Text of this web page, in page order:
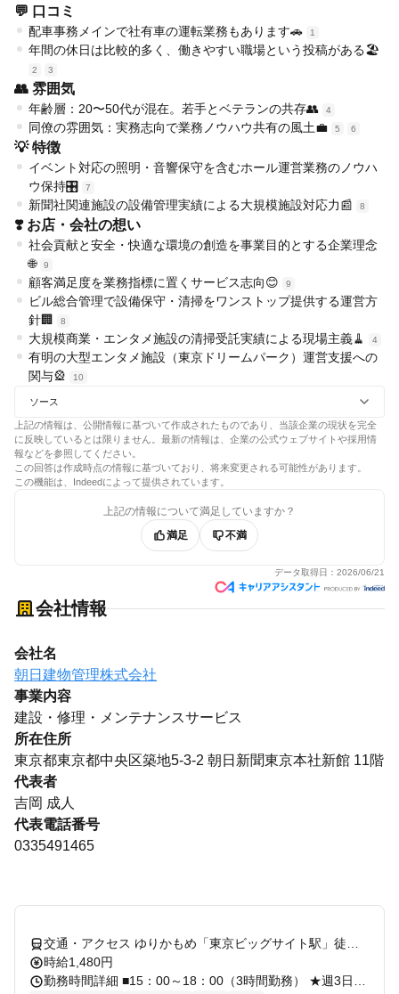
💬 口コミ
配車事務メインで社有車の運転業務もあります🚗 1
年間の休日は比較的多く、働きやすい職場という投稿がある🏖️
2 3
👥 雰囲気
年齢層：20〜50代が混在。若手とベテランの共存👥 4
同僚の雰囲気：実務志向で業務ノウハウ共有の風土💼 5 6
💡 特徴
イベント対応の照明・音響保守を含むホール運営業務のノウハ
ウ保持🎛️
7
新聞社関連施設の設備管理実績による大規模施設対応力📰 8
❣️ お店・会社の想い
社会貢献と安全・快適な環境の創造を事業目的とする企業理念
🌐
9
顧客満足度を業務指標に置くサービス志向😊 9
ビル総合管理で設備保守・清掃をワンストップ提供する運営方
針🏢
8
大規模商業・エンタメ施設の清掃受託実績による現場主義🧹 4
有明の大型エンタメ施設（東京ドリームパーク）運営支援への
関与🎡
10
ソース
上記の情報は、公開情報に基づいて作成されたものであり、当該企業の現状を完全
に反映しているとは限りません。最新の情報は、企業の公式ウェブサイトや採用情
報などを参照してください。
この回答は作成時点の情報に基づいており、将来変更される可能性があります。
この機能は、Indeedによって提供されています。
上記の情報について満足していますか？
満足
不満
データ取得日： 2026/06/21
会社情報
会社名
朝日建物管理株式会社
事業内容
建設・修理・メンテナンスサービス
所在住所
東京都東京都中央区築地5-3-2 朝日新聞東京本社新館 11階
代表者
吉岡 成人
代表電話番号
0335491465
時給1,480円